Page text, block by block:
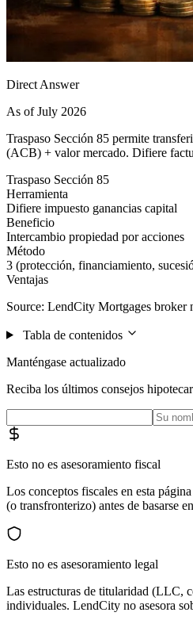
Direct Answer
As of July 2026
Traspaso Sección 85 permite
(ACB) + valor mercado. Difiere
Traspaso Sección 85
Herramienta
Difiere impuesto ganancias capital
Beneficio
Intercambio propiedad por acciones
Método
3 (protección, financiamiento,
Ventajas
Source: LendCity Mortgages broker
Tabla de contenidos
Manténgase actualizado
Reciba los últimos consejos
Esto no es asesoramiento fiscal
Los conceptos fiscales en esta
(o transfronterizo) antes de basarse
Esto no es asesoramiento legal
Las estructuras de titularidad (LLC,
individuales. LendCity no asesora